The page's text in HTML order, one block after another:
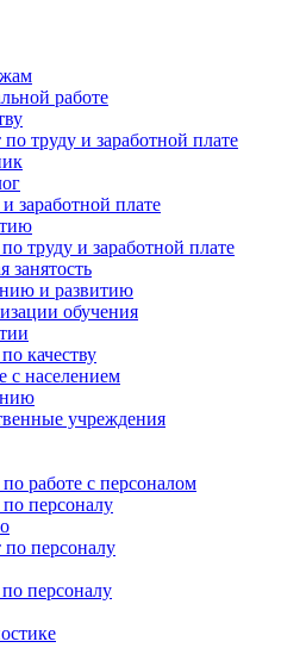
работе
труду и заработной плате
заработной плате
труду и заработной плате
занятость
и развитию
обучения
качеству
с населением
учреждения
работе с персоналом
персоналу
персоналу
персоналу